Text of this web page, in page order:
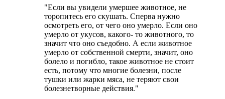
"Если вы увидели умершее животное, не
торопитесь его скушать. Сперва нужно
осмотреть его, от чего оно умерло. Если оно
умерло от укусов, какого- то животного, то
значит что оно съедобно. А если животное
умерло от собственной смерти, значит, оно
болело и погибло, такое животное не стоит
есть, потому что многие болезни, после
тушки или жарки мяса, не теряют свои
болезнетворные действия."